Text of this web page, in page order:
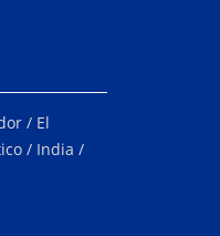
/ El
/ India /